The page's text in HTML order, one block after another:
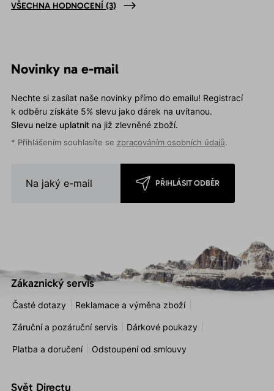
VŠECHNA HODNOCENÍ (3)
Novinky na e-mail
Nechte si zasílat naše novinky přímo do emailu! Registrací
k odběru získáte 5% slevu jako dárek na uvítanou.
Slevu nelze uplatnitna již zlevněné zboží.
* Přihlášením souhlasíte se zpracováním osobních údajů.
PŘIHLÁSIT ODBĚR
Zákaznický servis
Časté dotazy Reklamace a výměna zboží
Záruční a pozáruční servis Dárkové poukazy
Platba a doručení Odstoupení od smlouvy
Svět Directu